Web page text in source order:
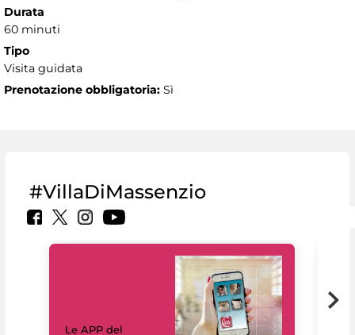
Durata
60 minuti
Tipo
Visita guidata
Prenotazione obbligatoria: Sì
#VillaDiMassenzio
Le APP del